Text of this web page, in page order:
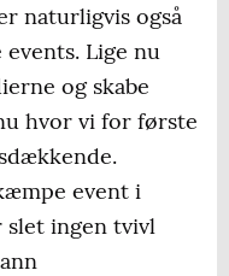
naturligvis også
Lige nu
og skabe
hvor vi for første
event i
slet ingen tvivl